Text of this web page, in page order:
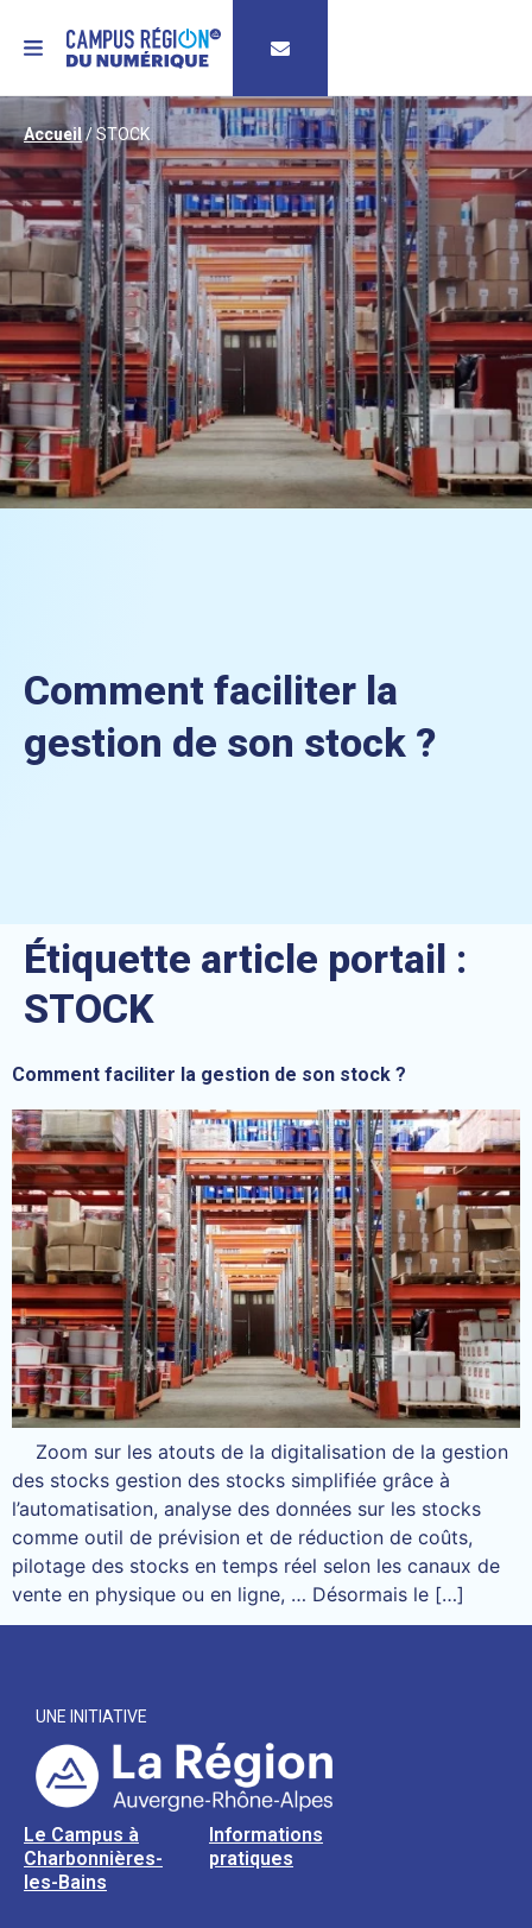
MENU
Accueil /STOCK
Comment faciliter la
gestion de son stock ?
Étiquette article portail :
STOCK
Comment faciliter la gestion de son stock ?
Zoom sur les atouts de la digitalisation de la gestion
des stocks gestion des stocks simplifiée grâce à
l’automatisation, analyse des données sur les stocks
comme outil de prévision et de réduction de coûts,
pilotage des stocks en temps réel selon les canaux de
vente en physique ou en ligne, … Désormais le […]
UNE INITIATIVE
Le Campus à
Charbonnières-
les-Bains
Informations
pratiques